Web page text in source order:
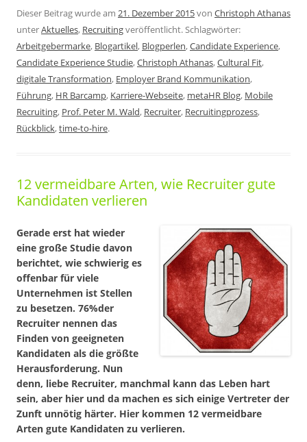
Dieser Beitrag wurde am 21. Dezember 2015von Christoph Athanas
unterAktuelles, Recruitingveröffentlicht. Schlagwörter:
Arbeitgebermarke, Blogartikel, Blogperlen,Candidate Experience,
Candidate Experience Studie,Christoph Athanas,Cultural Fit,
digitale Transformation, Employer Brand Kommunikation,
Führung, HR Barcamp, Karriere-Webseite, metaHR Blog, Mobile
Recruiting, Prof. Peter M. Wald, Recruiter, Recruitingprozess,
Rückblick,time-to-hire.
12 vermeidbare Arten, wie Recruiter gute
Kandidaten verlieren
Gerade erst hat wieder
eine große Studie davon
berichtet, wie schwierig es
offenbar für viele
Unternehmen ist Stellen
zu besetzen. 76%der
Recruiter nennen das
Finden von geeigneten
Kandidaten als die größte
Herausforderung. Nun
denn, liebe Recruiter, manchmal kann das Leben hart
sein, aber hier und da machen es sich einige Vertreter der
Zunft unnötig härter. Hier kommen 12 vermeidbare
Arten gute Kandidaten zu verlieren.